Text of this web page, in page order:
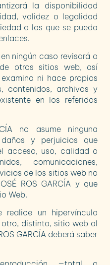
la disponibilidad
validez o legalidad
a los que se pueda
ningún caso revisará o
otros sitios web, así
ni hace propios
contenidos, archivos y
en los referidos
no asume ninguna
y perjuicios que
acceso, uso, calidad o
comunicaciones,
de los sitios web no
ROS GARCÍA y que
Web.
realice un hipervínculo
distinto, sitio web al
GARCÍA deberá saber